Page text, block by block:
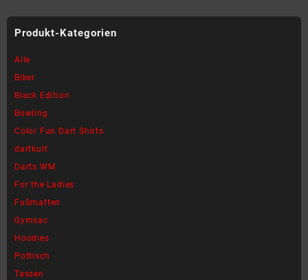
mehrere
Die
Optionen
können
Produktseite
gewählt
werden
Produkt-Kategorien
Alle
Biker
Black Edition
Bowling
Color Fun Dart Shirts
dartkult
Darts WM
For the Ladies
Fußmatten
Gymsac
Hoodies
Pottisch
Tassen